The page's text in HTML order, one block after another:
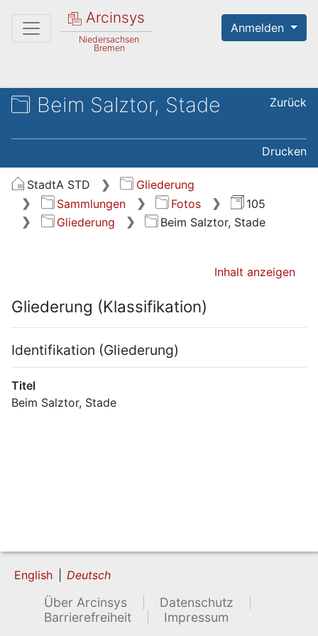
Arcinsys
Niedersachsen
Bremen
Anmelden
Beim Salztor, Stade Zurück
Drucken
StadtA STD
Gliederung
Sammlungen
Fotos
105
Gliederung
Beim Salztor, Stade
Inhalt anzeigen
Gliederung (Klassifikation)
Identifikation (Gliederung)
Titel
Beim Salztor, Stade
English Deutsch
Über Arcinsys
Datenschutz
Barrierefreiheit
Impressum